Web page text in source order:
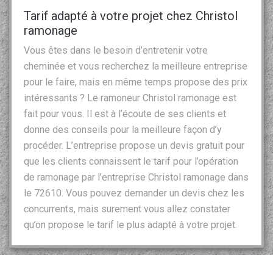
Tarif adapté à votre projet chez Christol
ramonage
Vous êtes dans le besoin d’entretenir votre
cheminée et vous recherchez la meilleure entreprise
pour le faire, mais en même temps propose des prix
intéressants ? Le ramoneur Christol ramonage est
fait pour vous. Il est à l’écoute de ses clients et
donne des conseils pour la meilleure façon d’y
procéder. L’entreprise propose un devis gratuit pour
que les clients connaissent le tarif pour l’opération
de ramonage par l’entreprise Christol ramonage dans
le 72610. Vous pouvez demander un devis chez les
concurrents, mais surement vous allez constater
qu’on propose le tarif le plus adapté à votre projet.